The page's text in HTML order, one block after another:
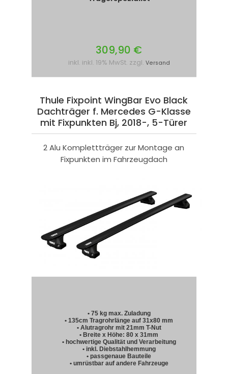
309,90 €
inkl. inkl. 19% MwSt. zzgl. Versand
Thule Fixpoint WingBar Evo Black
Dachträger f. Mercedes G-Klasse
mit Fixpunkten Bj, 2018-, 5-Türer
2 Alu Komplettträger zur Montage an
Fixpunkten im Fahrzeugdach
• 75 kg max. Zuladung
• 135cm Tragrohrlänge auf 31x80 mm
• Alutragrohr mit 21mm T-Nut
• Breite x Höhe: 80 x 31mm
• hochwertige Qualität und Verarbeitung
• inkl. Diebstahlhemmung
• passgenaue Bauteile
• umrüstbar auf andere Fahrzeuge